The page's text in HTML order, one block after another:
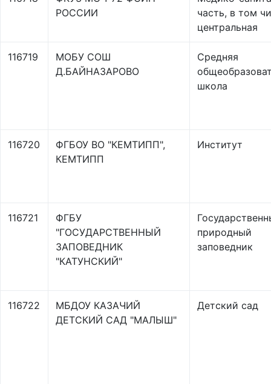
РОССИИ
часть, в том
центральная
116719
МОБУ СОШ
Д.БАЙНАЗАРОВО
Средняя
школа
116720
ФГБОУ ВО "КЕМТИПП",
КЕМТИПП
Институт
116721
ФГБУ
"ГОСУДАРСТВЕННЫЙ
ЗАПОВЕДНИК
"КАТУНСКИЙ"
природный
заповедник
116722
МБДОУ КАЗАЧИЙ
ДЕТСКИЙ САД "МАЛЫШ"
Детский сад